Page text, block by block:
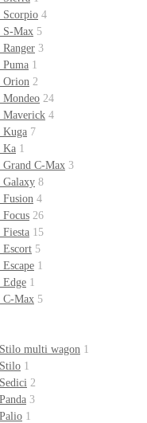
Scorpio 4
S-Max 5
3
Puma 1
Orion 2
Mondeo 24
Maverick 4
Kuga 7
Ka 1
Grand C-Max 3
Galaxy 8
Fusion 4
26
15
Escort 5
1
Edge 1
C-Max 5
multi wagon 1
1
2
3
1